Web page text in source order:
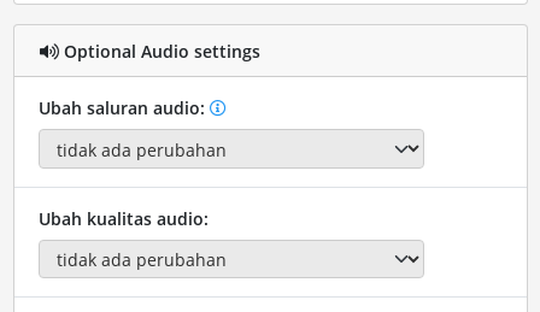
Optional Audio settings
Ubah saluran audio:
Ubah kualitas audio: